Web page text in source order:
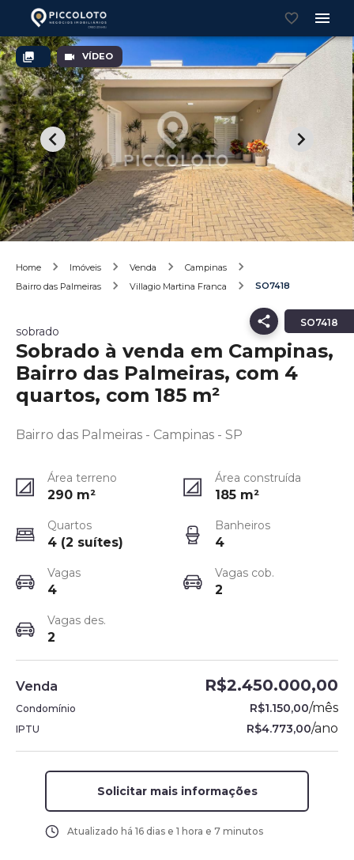
VÍDEO
Home Imóveis Venda
Campinas
Bairro das Palmeiras
Villagio Martina Franca SO7418
SO7418
sobrado
Sobrado à venda em Campinas,
Bairro das Palmeiras, com 4
quartos, com 185 m²
Bairro das Palmeiras - Campinas - SP
Área terreno
290 m²
Área construída
185 m²
Quartos
4 (2 suítes)
Banheiros
4
Vagas
4
Vagas cob.
2
Vagas des.
2
Venda R$2.450.000,00
Condomínio R$1.150,00/mês
IPTU R$4.773,00/ano
Solicitar mais informações
Atualizado há 16 dias e 1 hora e 7 minutos